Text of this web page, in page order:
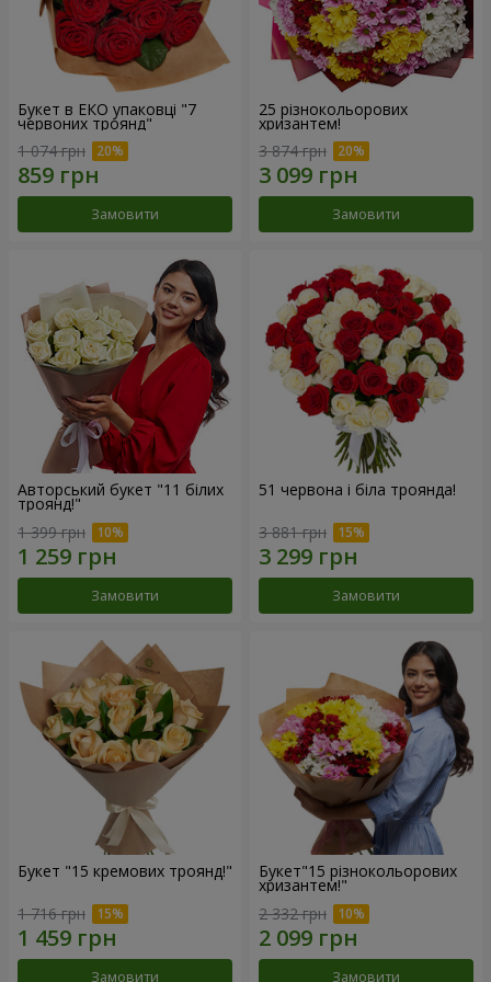
Букет в ЕКО упаковці "7
червоних троянд"
1 074 грн
Замовити
25 різнокольорових
хризантем!
3 874 грн
Замовити
Авторський букет "11 білих
троянд!"
1 399 грн
Замовити
51 червона і біла троянда!
3 881 грн
Замовити
Букет "15 кремових троянд!"
1 716 грн
Замовити
Букет"15 різнокольорових
хризантем!"
2 332 грн
Замовити